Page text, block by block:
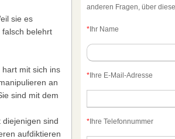
sie es
belehrt
mit sich ins
an
sind mit dem
sind
aufdiktieren
anderen Fragen, über
* Ihr Name
* Ihre E-Mail-Adresse
* Ihre Telefonnummer